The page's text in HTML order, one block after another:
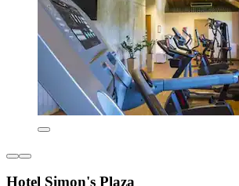
Hotel Simon's Plaza